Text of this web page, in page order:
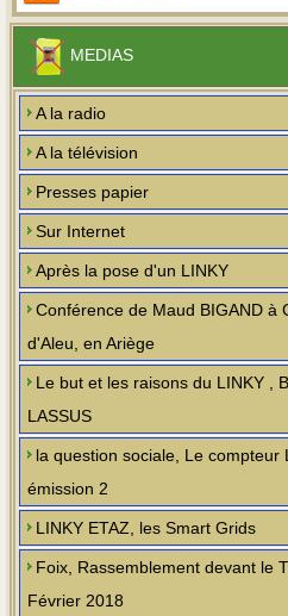
MEDIAS
A la radio
A la télévision
Presses papier
Sur Internet
Après la pose d'un LINKY
Conférence de Maud BIGAND à
d'Aleu, en Ariège
Le but et les raisons du LINKY ,
LASSUS
la question sociale, Le compteur
émission 2
LINKY ETAZ, les Smart Grids
Foix, Rassemblement devant le
Février 2018